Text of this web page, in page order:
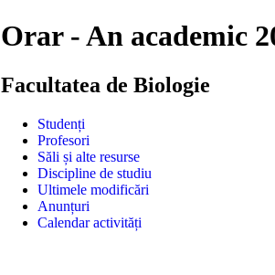
Orar - An academic
Facultatea de Biologie
Studenți
Profesori
Săli și alte resurse
Discipline de studiu
Ultimele modificări
Anunțuri
Calendar activități